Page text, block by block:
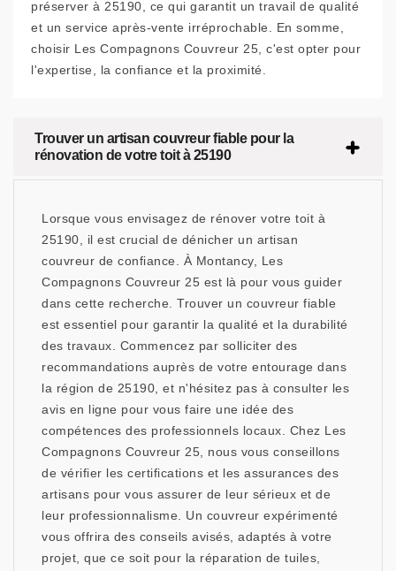
préserver à 25190, ce qui garantit un travail de qualité
et un service après-vente irréprochable. En somme,
choisir Les Compagnons Couvreur 25, c'est opter pour
l'expertise, la confiance et la proximité.
Trouver un artisan couvreur fiable pour la
rénovation de votre toit à 25190
Lorsque vous envisagez de rénover votre toit à
25190, il est crucial de dénicher un artisan
couvreur de confiance. À Montancy, Les
Compagnons Couvreur 25 est là pour vous guider
dans cette recherche. Trouver un couvreur fiable
est essentiel pour garantir la qualité et la durabilité
des travaux. Commencez par solliciter des
recommandations auprès de votre entourage dans
la région de 25190, et n'hésitez pas à consulter les
avis en ligne pour vous faire une idée des
compétences des professionnels locaux. Chez Les
Compagnons Couvreur 25, nous vous conseillons
de vérifier les certifications et les assurances des
artisans pour vous assurer de leur sérieux et de
leur professionnalisme. Un couvreur expérimenté
vous offrira des conseils avisés, adaptés à votre
projet, que ce soit pour la réparation de tuiles,